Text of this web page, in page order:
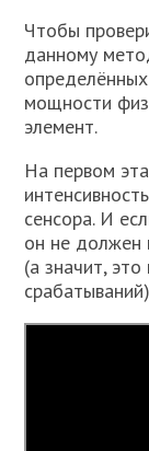
Чтобы
данному
мощности
элемент.
На первом
сенсора. И
он не должен
(а значит,